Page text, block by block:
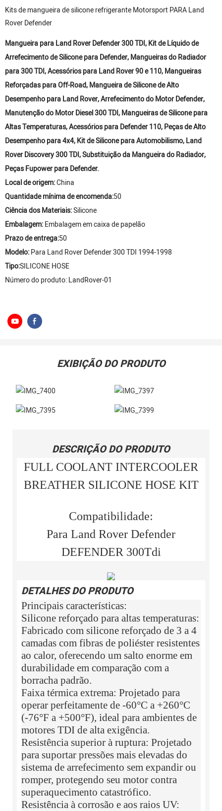
Kits de mangueira de silicone refrigerante Motorsport PARA Land
Rover Defender
Mangueira para Land Rover Defender 300 TDI, Kit de Líquido de
Arrefecimento de Silicone para Defender, Mangueiras do Radiador
para 300 TDI, Acessórios para Land Rover 90 e 110, Mangueiras
Reforçadas para Off-Road, Mangueira de Silicone de Alto
Desempenho para Land Rover, Arrefecimento do Motor Defender,
Manutenção do Motor Diesel 300 TDI, Mangueiras de Silicone para
Altas Temperaturas, Acessórios para Defender 110, Peças de Alto
Desempenho para 4x4, Kit de Silicone para Automobilismo, Land
Rover Discovery 300 TDI, Substituição da Mangueira do Radiador,
Peças Fupower para Defender.
Local de origem:China
Quantidade mínima de encomenda:50
Ciência dos Materiais:Silicone
Embalagem:Embalagem em caixa de papelão
Prazo de entrega:50
Modelo:Para Land Rover Defender 300 TDI 1994-1998
Tipo:SILICONE HOSE
Número do produto: LandRover-01
EXIBIÇÃO DO PRODUTO
DESCRIÇÃO DO PRODUTO
FULL COOLANT INTERCOOLER
BREATHER SILICONE HOSE KIT
Compatibilidade:
Para Land Rover Defender
DEFENDER 300Tdi
DETALHES DO PRODUTO
Principais características:
Silicone reforçado para altas temperaturas:
Fabricado com silicone reforçado de 3 a 4
camadas com fibras de poliéster resistentes
ao calor, oferecendo um salto enorme em
durabilidade em comparação com a
borracha padrão.
Faixa térmica extrema: Projetado para
operar perfeitamente de -60°C a +260°C
(-76°F a +500°F), ideal para ambientes de
motores TDI de alta exigência.
Resistência superior à ruptura: Projetado
para suportar pressões mais elevadas do
sistema de arrefecimento sem expandir ou
romper, protegendo seu motor contra
superaquecimento catastrófico.
Resistência à corrosão e aos raios UV: